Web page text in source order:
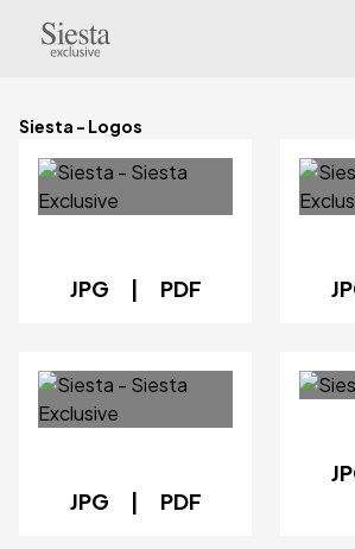
Siesta - Logos
JPG | PDF
JPG | PDF